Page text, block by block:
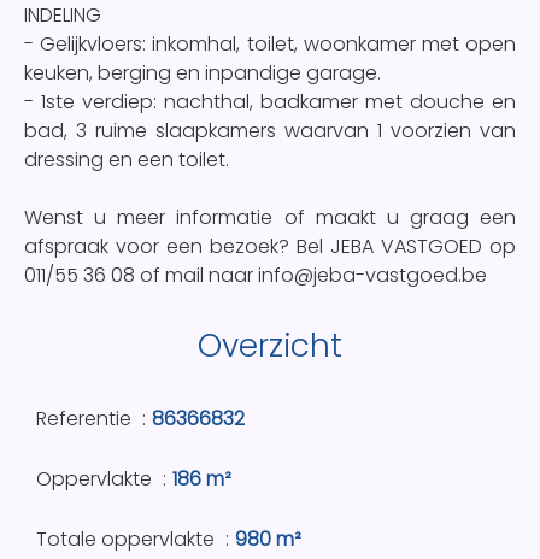
INDELING
- Gelijkvloers: inkomhal, toilet, woonkamer met open
keuken, berging en inpandige garage.
- 1ste verdiep: nachthal, badkamer met douche en
bad, 3 ruime slaapkamers waarvan 1 voorzien van
dressing en een toilet.
Wenst u meer informatie of maakt u graag een
afspraak voor een bezoek? Bel JEBA VASTGOED op
011/55 36 08 of mail naar info@jeba-vastgoed.be
Overzicht
Referentie 86366832
Oppervlakte 186 m²
Totale oppervlakte 980 m²